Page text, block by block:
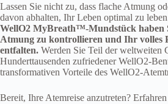
Lassen Sie nicht zu, dass flache Atmung
davon abhalten, Ihr Leben optimal zu
WellO2 MyBreath™-Mundstück haben
Atmung zu kontrollieren und Ihr volles
entfalten. Werden Sie Teil der weltweiten
Hunderttausenden zufriedener WellO2-
transformativen Vorteile des WellO2-
Bereit, Ihre Atemreise anzutreten?